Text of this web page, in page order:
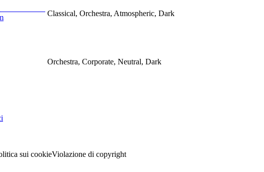
Classical, Orchestra, Atmospheric, Dark
Orchestra, Corporate, Neutral, Dark
sui cookieViolazione di copyright